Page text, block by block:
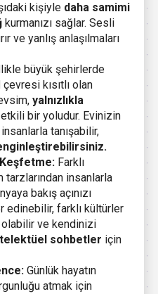
kişiyle daha samimi
kurmanızı sağlar. Sesli
ve yanlış anlaşılmaları
büyük şehirlerde
kısıtlı olan
yalnızlıkla
etkili bir yoludur. Evinizin
tanışabilir,
Keşfetme: Farklı
insanlarla
bakış açınızı
edinebilir, farklı kültürler
olabilir ve kendinizi
sohbetler için
Günlük hayatın
atmak için